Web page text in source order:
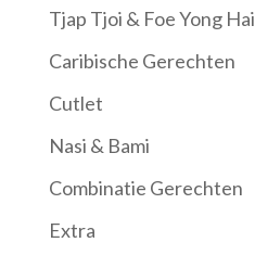
Tjap Tjoi & Foe Yong Hai
Caribische Gerechten
Cutlet
Nasi & Bami
Combinatie Gerechten
Extra